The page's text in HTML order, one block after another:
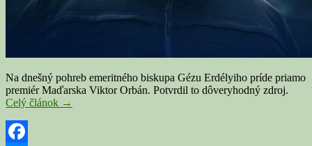
Na dnešný pohreb emeritného biskupa Gézu Erdélyiho príde priamo
premiér Maďarska Viktor Orbán. Potvrdil to dôveryhodný zdroj.
Celý článok R.
→